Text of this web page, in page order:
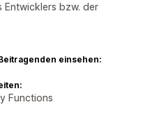
Entwicklers bzw. der
einsehen:
Functions